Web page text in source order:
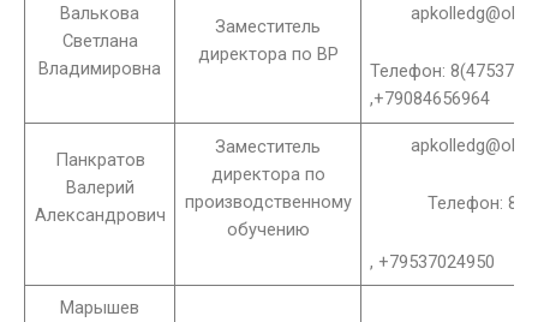
Валькова
Светлана
Владимировна
Заместитель
директора по ВР
Телефон: 8(47537)
,+79084656964
Панкратов
Валерий
Александрович
Заместитель
директора по
производственному
обучению
Телефон:
, +79537024950
Марышев